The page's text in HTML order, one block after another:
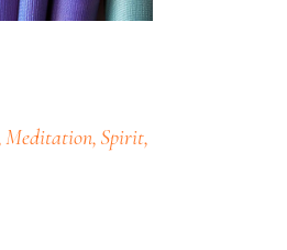
Meditation Spirit